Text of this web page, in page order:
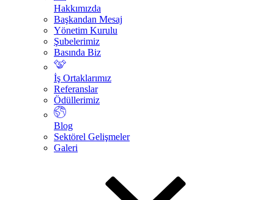
Hakkımızda
Başkandan Mesaj
Yönetim Kurulu
Şubelerimiz
Basında Biz
İş Ortaklarımız
Referanslar
Ödüllerimiz
Blog
Sektörel Gelişmeler
Galeri